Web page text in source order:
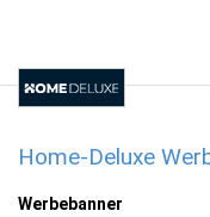
Home-Deluxe
Werbebanner